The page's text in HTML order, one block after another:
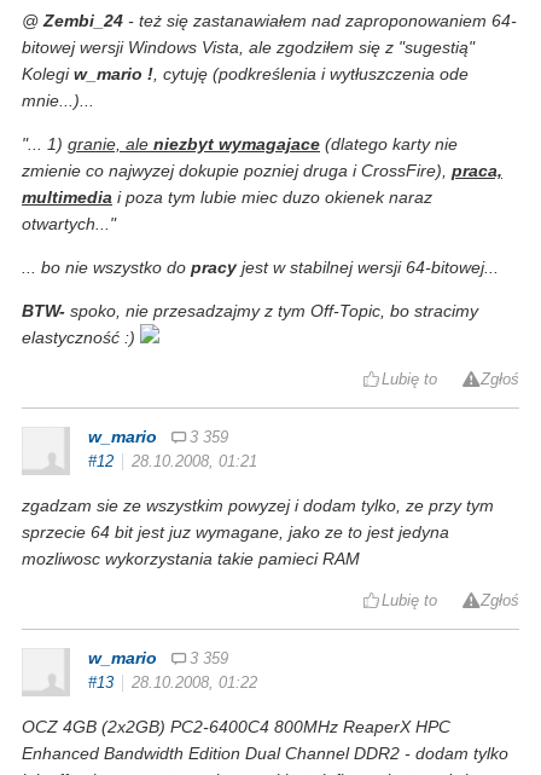
@ Zembi_24 - też się zastanawiałem nad zaproponowaniem 64-
bitowej wersji Windows Vista, ale zgodziłem się z "sugestią"
Kolegiw_mario ! , cytuję (podkreślenia i wytłuszczenia ode
mnie...)...
"... 1) granie, ale niezbyt wymagajace (dlatego karty nie
zmienie co najwyzej dokupie pozniej druga i CrossFire), praca,
multimedia i poza tym lubie miec duzo okienek naraz
otwartych ..."
... bo nie wszystko do pracy jest w stabilnej wersji 64-bitowej...
BTW- spoko, nie przesadzajmy z tym Off-Topic, bo stracimy
elastyczność :)
Lubię to Zgłoś
w_mario
3 359
#12
28.10.2008, 01:21
zgadzam sie ze wszystkim powyzej i dodam tylko, ze przy tym
sprzecie 64 bit jest juz wymagane, jako ze to jest jedyna
mozliwosc wykorzystania takie pamieci RAM
Lubię to Zgłoś
w_mario
3 359
#13
28.10.2008, 01:22
OCZ 4GB (2x2GB) PC2-6400C4 800MHz ReaperX HPC
Enhanced Bandwidth Edition Dual Channel DDR2 - dodam tylko